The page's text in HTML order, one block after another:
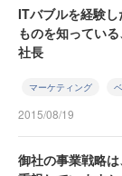
ITバブルを経験
ものを知ってい
社長
マーケティング
2015/08/19
御社の事業戦略